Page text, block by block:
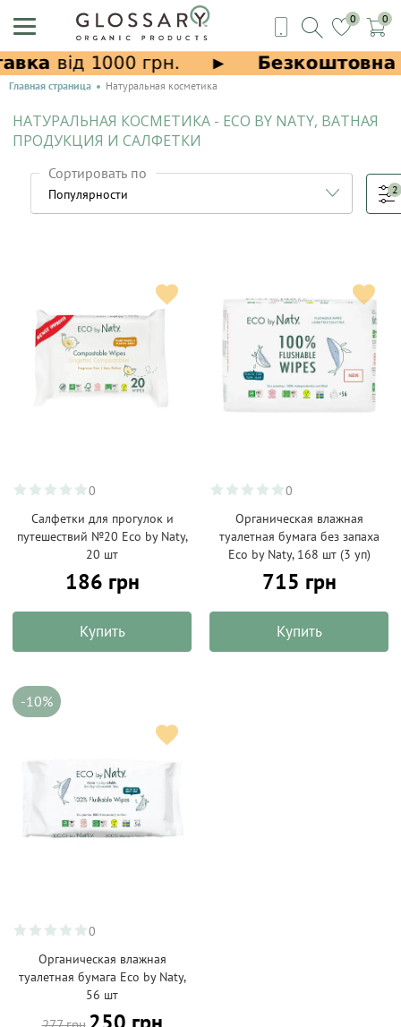
0 0
Главная страница Натуральная косметика
НАТУРАЛЬНАЯ КОСМЕТИКА - ECO BY NATY, ВАТНАЯ
ПРОДУКЦИЯ И САЛФЕТКИ
Сортировать по
2
0
Салфетки для прогулок и
путешествий №20 Eco by Naty,
20 шт
186 грн
Купить
0
Органическая влажная
туалетная бумага без запаха
Eco by Naty, 168 шт (3 уп)
715 грн
Купить
-10%
0
Органическая влажная
туалетная бумага Eco by Naty,
56 шт